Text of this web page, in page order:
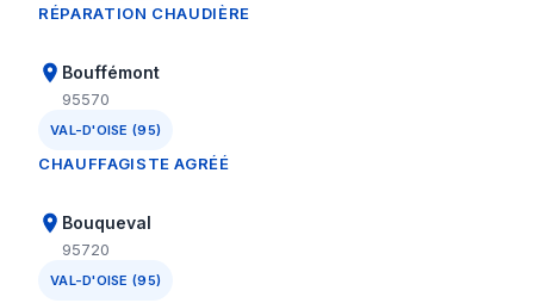
RÉPARATION CHAUDIÈRE
Bouffémont
95570
VAL-D'OISE (95)
CHAUFFAGISTE AGRÉÉ
Bouqueval
95720
VAL-D'OISE (95)